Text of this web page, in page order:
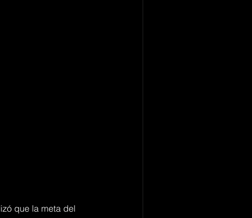
que la meta del